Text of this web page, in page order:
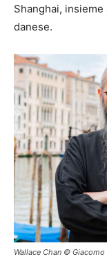
Shanghai,
danese.
Wallace Chan © Giacomo